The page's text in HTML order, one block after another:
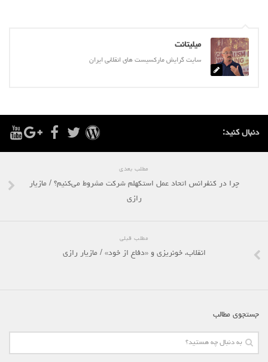
میلیتانت
سایت گرایش مارکسیست های انقلابی ایران
دنبال کنید:
مطلب بعدی
چرا در کنفرانس اتحاد عمل استکهلم شرکت مشروط می‌کنیم؟ / مازیار
رازی
مطلب قبلی
انقلاب، خونریزی و «دفاع از خود» / مازیار رازی
جستجوی مطالب